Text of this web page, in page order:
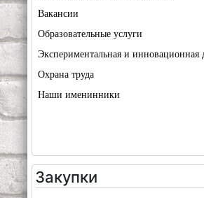
Вакансии
Образовательные услуги
Экспериментальная и инновационная
Охрана труда
Наши именинники
Закупки